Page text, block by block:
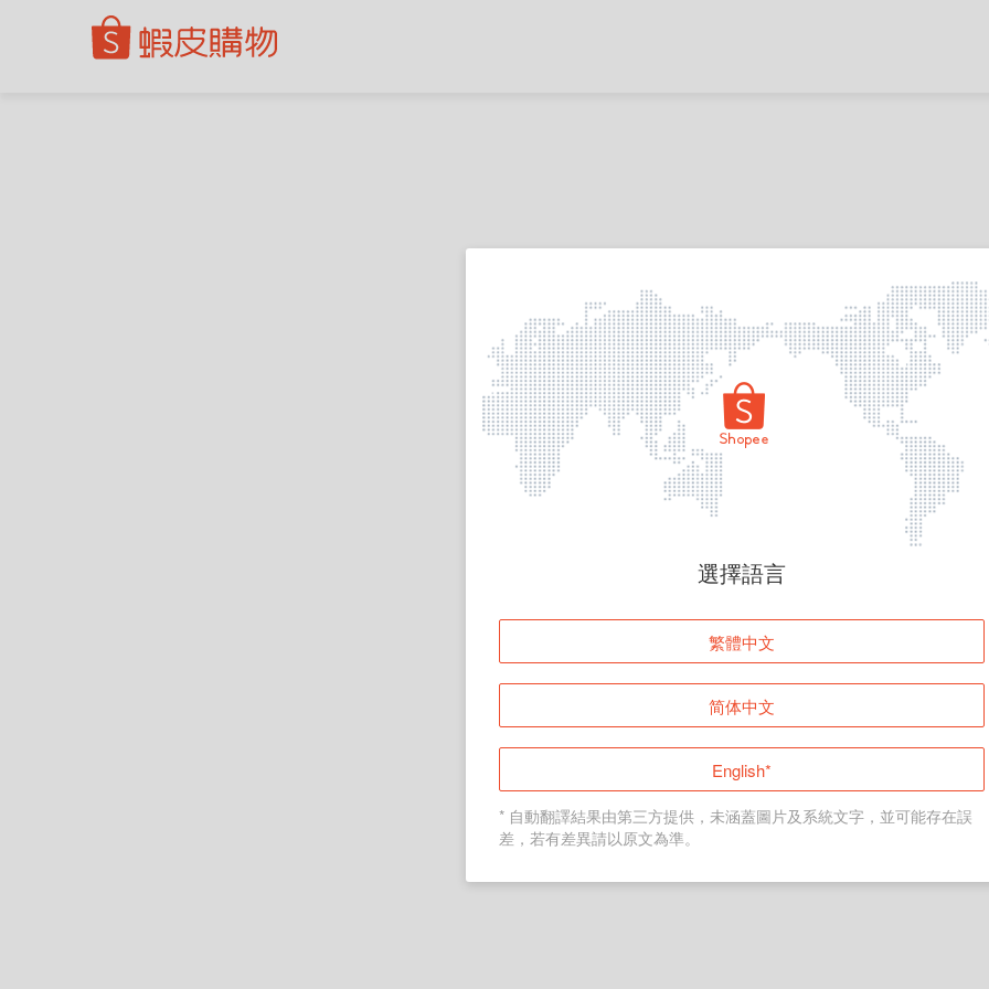
頁面無法顯示
登入
返回首頁
選擇語言
繁體中文
简体中文
English*
* 自動翻譯結果由第三方提供，未涵蓋圖片及系統文字，並可能存在誤
差，若有差異請以原文為準。